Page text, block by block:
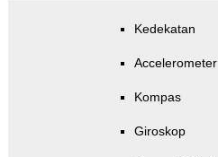
Kedekatan
Accelerometer
Kompas
Giroskop